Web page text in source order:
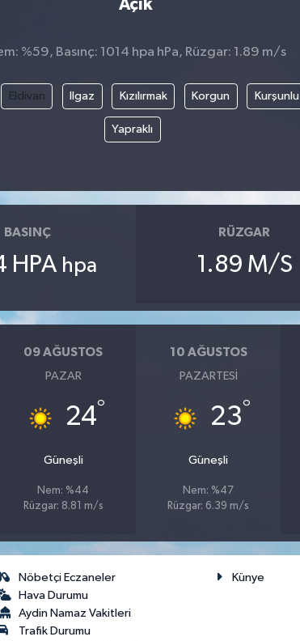
Açık
%59, Basınç: 1014 hpa hPa, Rüzgar: 1.89 m/s
Eldivan Ilgaz Kızılırmak Korgun Kurşunlu
Yapraklı
BASINÇ
HPA hpa
RÜZGAR
1.89 M/S
09 AĞUSTOS
PAZAR
24°
Güneşli
Nem: %44
Rüzgar: 8.81 m/s
10 AĞUSTOS
PAZARTESI
23°
Güneşli
Nem: %47
Rüzgar: 6.39 m/s
Nöbetçi Eczaneler
Hava Durumu
Aydin Namaz Vakitleri
Trafik Durumu
Künye